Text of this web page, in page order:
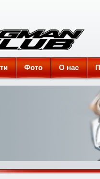
Фото О нас